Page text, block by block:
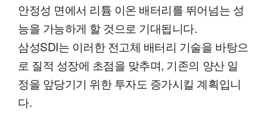
안정성 면에서 리튬 이온 배터리를 뛰어넘는 성
능을 가능하게 할 것으로 기대됩니다.
삼성SDI는 이러한 전고체 배터리 기술을 바탕으
로 질적 성장에 초점을 맞추며, 기존의 양산 일
정을 앞당기기 위한 투자도 증가시킬 계획입니
다.